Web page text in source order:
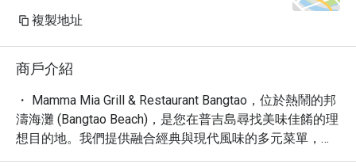
複製地址
商戶介紹
・ Mamma Mia Grill & Restaurant Bangtao，位於熱鬧的邦
濤海灘 (Bangtao Beach)，是您在普吉島尋找美味佳餚的理
想目的地。我們提供融合經典與現代風味的多元菜單，從
美味的披薩、香嫩的烤扒到道地的泰式料理，應有盡有，